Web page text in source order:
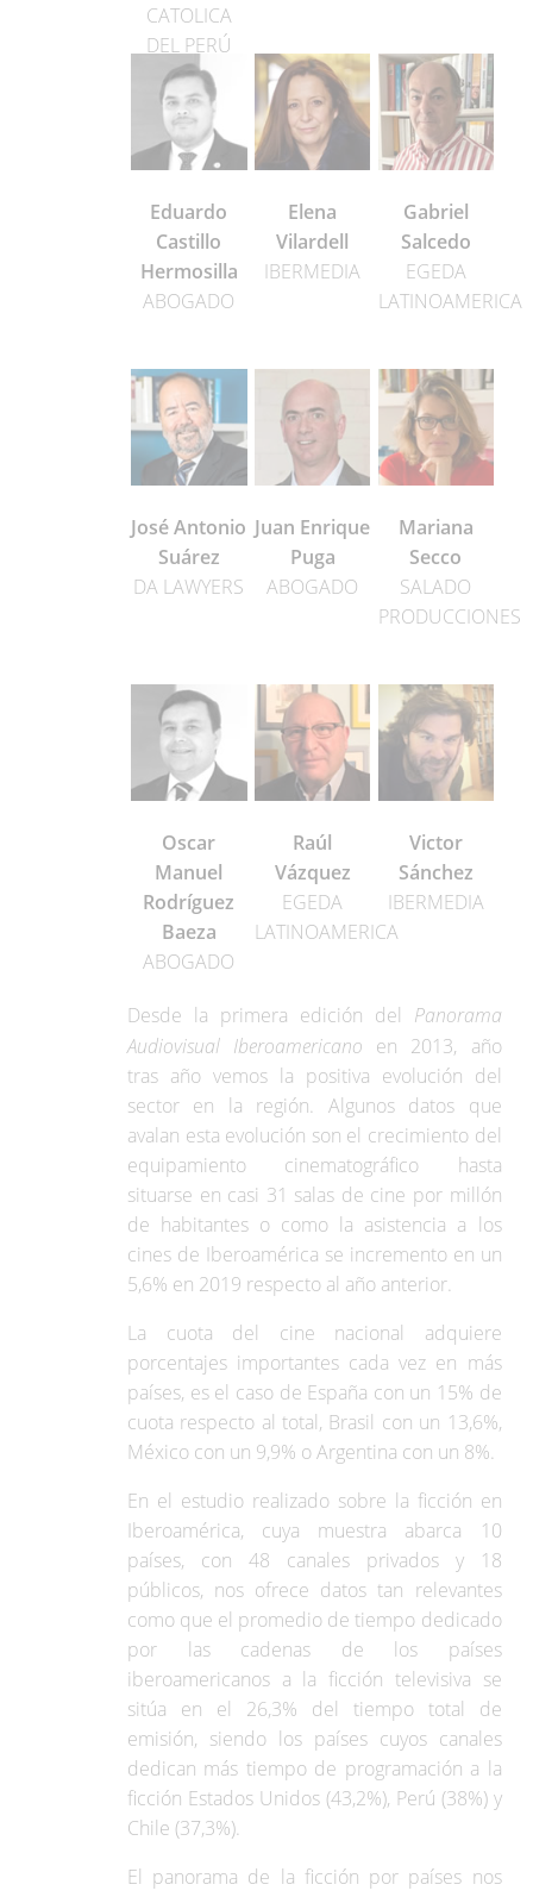
CATOLICA
DEL PERÚ
Eduardo
Castillo
Hermosilla
ABOGADO
Elena
Vilardell
IBERMEDIA
Gabriel
Salcedo
EGEDA
LATINOAMERICA
José Antonio
Suárez
DA LAWYERS
Juan Enrique
Puga
ABOGADO
Mariana
Secco
SALADO
PRODUCCIONES
Oscar
Manuel
Rodríguez
Baeza
ABOGADO
Raúl
Vázquez
EGEDA
LATINOAMERICA
Victor
Sánchez
IBERMEDIA
Desde la primera edición del Panorama
Audiovisual Iberoamericano en 2013, año
tras año vemos la positiva evolución del
sector en la región. Algunos datos que
avalan esta evolución son el crecimiento del
equipamiento cinematográfico hasta
situarse en casi 31 salas de cine por millón
de habitantes o como la asistencia a los
cines de Iberoamérica se incremento en un
5,6% en 2019 respecto al año anterior.
La cuota del cine nacional adquiere
porcentajes importantes cada vez en más
países, es el caso de España con un 15% de
cuota respecto al total, Brasil con un 13,6%,
México con un 9,9% o Argentina con un 8%.
En el estudio realizado sobre la ficción en
Iberoamérica, cuya muestra abarca 10
países, con 48 canales privados y 18
públicos, nos ofrece datos tan relevantes
como que el promedio de tiempo dedicado
por las cadenas de los países
iberoamericanos a la ficción televisiva se
sitúa en el 26,3% del tiempo total de
emisión, siendo los países cuyos canales
dedican más tiempo de programación a la
ficción Estados Unidos (43,2%), Perú (38%) y
Chile (37,3%).
El panorama de la ficción por países nos